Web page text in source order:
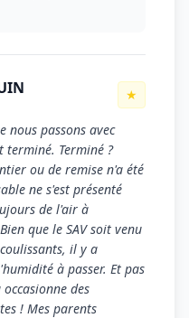
★
nous passons avec
terminé. Terminé ?
ou de remise n'a été
ne s'est présenté
de l'air à
que le SAV soit venu
il y a
à passer. Et pas
des
! Mes parents